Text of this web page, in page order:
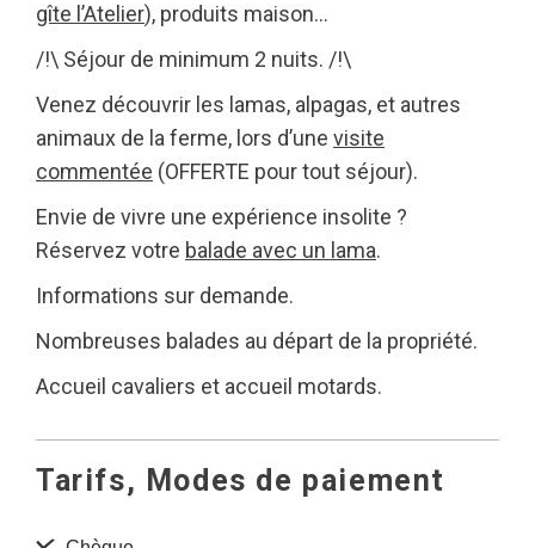
gîte l’Atelier), produits maison…
/!\ Séjour de minimum 2 nuits. /!\
Venez découvrir les lamas, alpagas, et autres
animaux de la ferme, lors d’une visite
commentée (OFFERTE pour tout séjour).
Envie de vivre une expérience insolite ?
Réservez votre balade avec un lama.
Informations sur demande.
Nombreuses balades au départ de la propriété.
Accueil cavaliers et accueil motards.
Tarifs, Modes de paiement